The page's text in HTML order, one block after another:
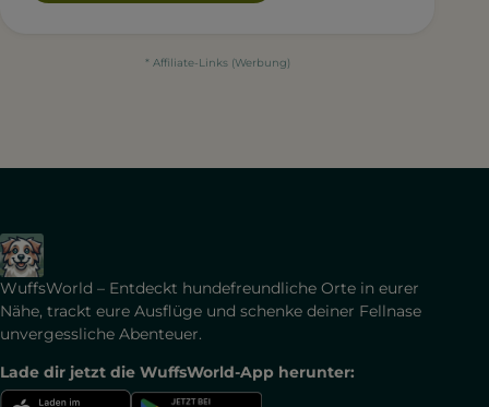
* Affiliate-Links (Werbung)
WuffsWorld – Entdeckt hundefreundliche Orte in eurer
Nähe, trackt eure Ausflüge und schenke deiner Fellnase
unvergessliche Abenteuer.
Lade dir jetzt die WuffsWorld-App herunter: